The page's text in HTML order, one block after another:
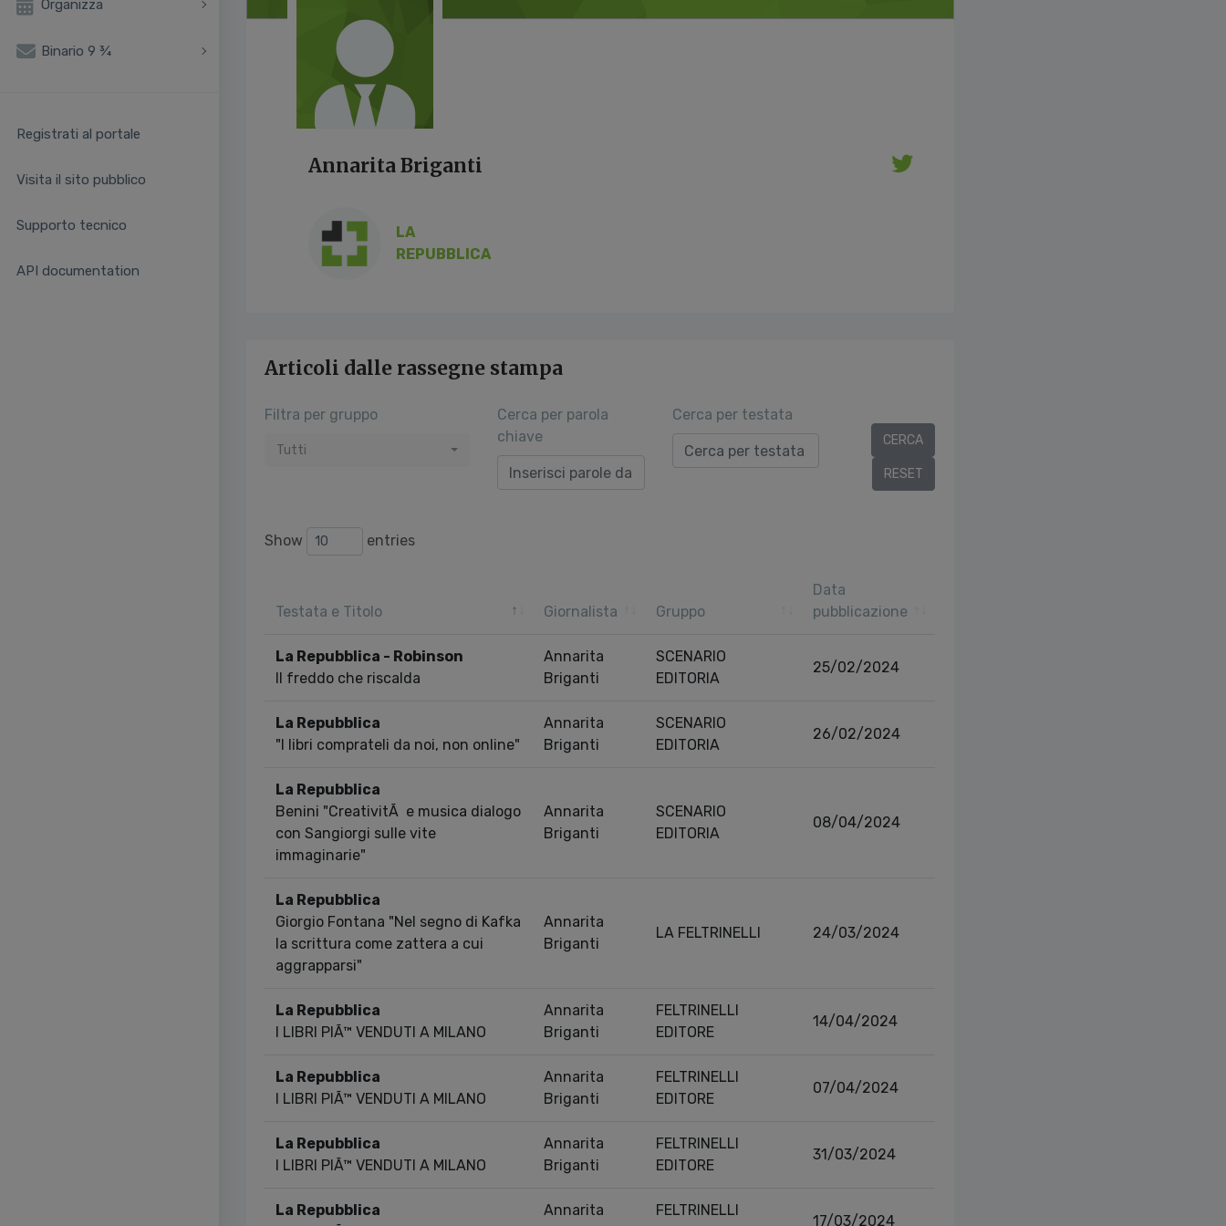
Organizza
Binario 9 ¾
Registrati al portale
Visita il sito pubblico
Supporto tecnico
API documentation
Annarita Briganti
LA
REPUBBLICA
Articoli dalle rassegne stampa
Filtra per gruppo
Tutti
Cerca per parola
chiave
Cerca per testata
Show entries
Testata e Titolo Giornalista Gruppo
Data
pubblicazione
La Repubblica - Robinson
Il freddo che riscalda
Annarita
Briganti
SCENARIO
EDITORIA
25/02/2024
La Repubblica
"I libri comprateli da noi, non online"
Annarita
Briganti
SCENARIO
EDITORIA
26/02/2024
La Repubblica
Benini "CreativitÃ e musica dialogo
con Sangiorgi sulle vite
immaginarie"
Annarita
Briganti
SCENARIO
EDITORIA
08/04/2024
La Repubblica
Giorgio Fontana "Nel segno di Kafka
la scrittura come zattera a cui
aggrapparsi"
Annarita
Briganti
LA FELTRINELLI 24/03/2024
La Repubblica
I LIBRI PIÃ™ VENDUTI A MILANO
Annarita
Briganti
FELTRINELLI
EDITORE
14/04/2024
La Repubblica
I LIBRI PIÃ™ VENDUTI A MILANO
Annarita
Briganti
FELTRINELLI
EDITORE
07/04/2024
La Repubblica
I LIBRI PIÃ™ VENDUTI A MILANO
Annarita
Briganti
FELTRINELLI
EDITORE
31/03/2024
La Repubblica
Annarita
FELTRINELLI
17/03/2024